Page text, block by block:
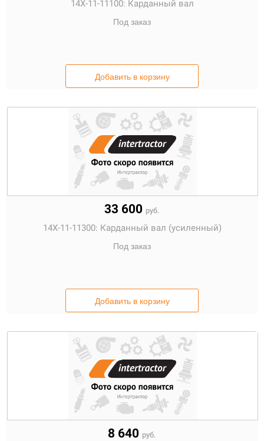
14X-11-11100: Карданный вал
Под заказ
Добавить в корзину
33 600 руб.
14X-11-11300: Карданный вал (усиленный)
Под заказ
Добавить в корзину
8 640 руб.